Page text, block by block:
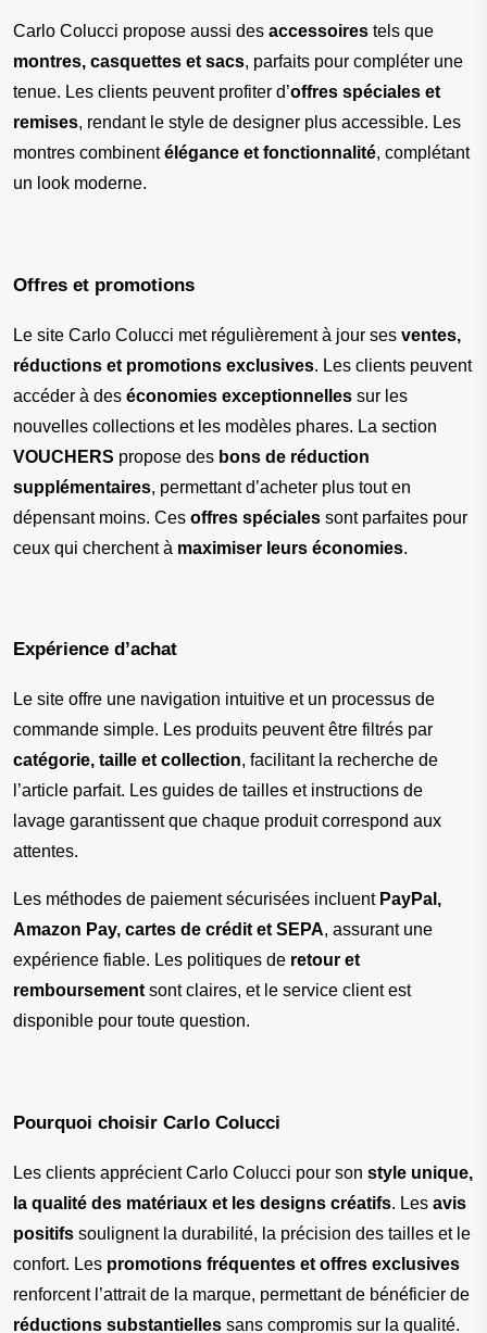
Carlo Colucci propose aussi des accessoires
montres, casquettes et sacs, parfaits pour compléter une
tenue. Les clients peuvent profiter d’offres spéciales et
remises, rendant le style de designer plus accessible. Les
montres combinent élégance et fonctionnalité, complétant
un look moderne.
Offres et promotions
Le site Carlo Colucci met régulièrement à jour ses ventes,
réductions et promotions exclusives. Les clients peuvent
accéder à des économies exceptionnelles sur les
VOUCHERS propose des bons de réduction
supplémentaires, permettant d’acheter plus tout en
dépensant moins. Ces offres spéciales sont parfaites pour
ceux qui cherchent à maximiser leurs économies.
Expérience d’achat
Le site offre une navigation intuitive et un processus de
catégorie, taille et collection, facilitant la recherche de
l’article parfait. Les guides de tailles et instructions de
lavage garantissent que chaque produit correspond aux
attentes.
Les méthodes de paiement sécurisées incluent PayPal,
Amazon Pay, cartes de crédit et SEPA, assurant une
expérience fiable. Les politiques de retour et
remboursement sont claires, et le service client est
disponible pour toute question.
Pourquoi choisir Carlo Colucci
Les clients apprécient Carlo Colucci pour son style unique,
la qualité des matériaux et les designs créatifs. Les avis
positifs soulignent la durabilité, la précision des tailles et le
confort. Les promotions fréquentes et offres exclusives
réductions substantielles sans compromis sur la qualité.